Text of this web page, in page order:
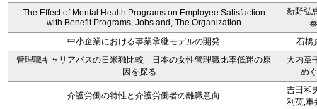
The Effect of Mental Health Programs on Employee Satisfaction
with Benefit Programs, Jobs and, The Organization
新野弘
泰
中小企業における事業承継モデルの開発
石橋
管理職キャリアパスの日米独比較－日本の女性管理職比率低迷の原
因を探る－
大内章
め
介護労働の特性と介護労働者の離職意向
吉田和
利英,車